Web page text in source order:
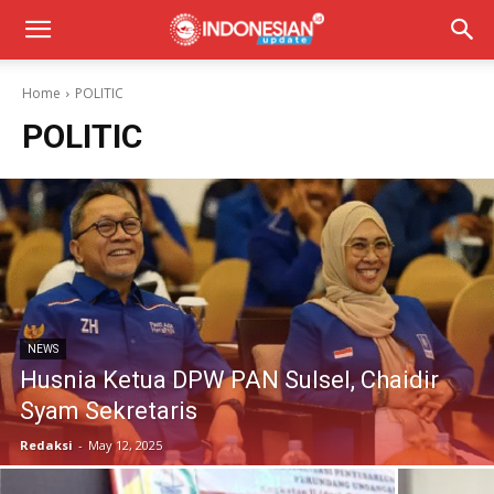
Home POLITIC
POLITIC
NEWS
Husnia Ketua DPW PAN Sulsel, Chaidir
Syam Sekretaris
Redaksi - May 12, 2025